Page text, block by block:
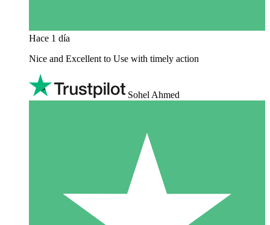
Hace 1 día
Nice and Excellent to Use with timely action
Sohel Ahmed